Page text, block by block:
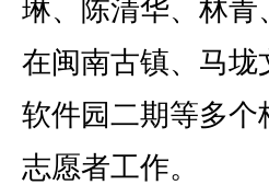
琳、陈清华、林青
在闽南古镇、马
软件园二期等多个
志愿者工作。